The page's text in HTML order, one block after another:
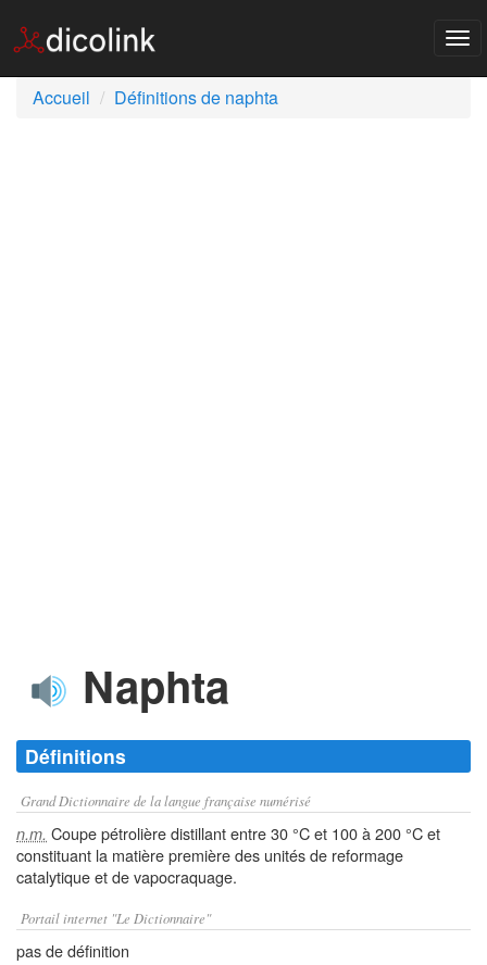
Accueil
Définitions de naphta
Naphta
Définitions
Grand Dictionnaire de la langue française numérisé
n.m. Coupe pétrolière distillant entre 30 °C et 100 à 200 °C et
constituant la matière première des unités de reformage
catalytique et de vapocraquage.
Portail internet "Le Dictionnaire"
pas de définition